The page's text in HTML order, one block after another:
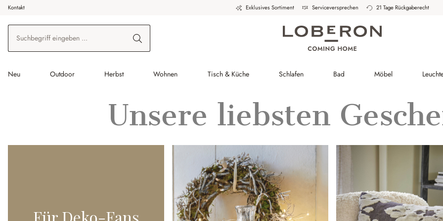
Hauptinhalt springen
Zur Suche springen
Zur Hauptnavigation springen
Kontakt Exklusives Sortiment Serviceversprechen 21 Tage Rückgaberecht
Neu Outdoor Herbst Wohnen Tisch & Küche Schlafen Bad Möbel
Unsere liebsten